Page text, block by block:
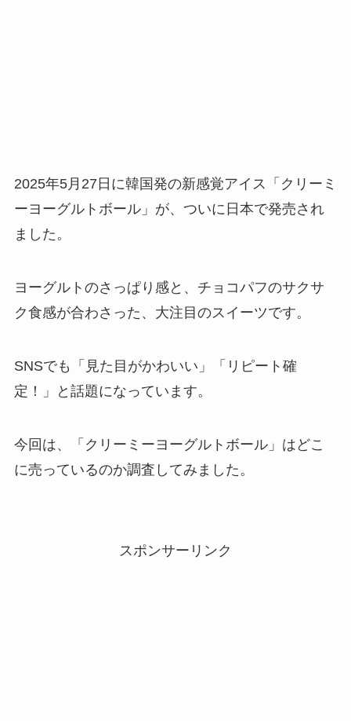
2025年5月27日に韓国発の新感覚アイス「クリーミ
ーヨーグルトボール」が、ついに日本で発売され
ました。
ヨーグルトのさっぱり感と、チョコパフのサクサ
ク食感が合わさった、大注目のスイーツです。
SNSでも「見た目がかわいい」「リピート確
定！」と話題になっています。
今回は、「クリーミーヨーグルトボール」はどこ
に売っているのか調査してみました。
スポンサーリンク